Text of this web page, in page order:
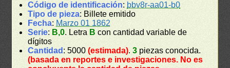
Código de identificación: bbv8r-aa01-b0
Tipo de pieza: Billete emitido
Fecha: Marzo 01 1862
Serie: B,0. Letra B con cantidad variable de
dígitos
Cantidad : 5000(estimada).3 piezas conocida.
(basada en reportes e investigaciones. No es